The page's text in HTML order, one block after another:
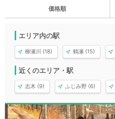
価格順
エリア内の駅
柳瀬川 (18) 鶴瀬 (15)
近くのエリア・駅
志木 (9) ふじみ野 (6)